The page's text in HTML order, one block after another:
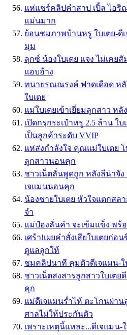
แห่แชร์คลิปคำสาป เปิ้ล ไอริ
แม่นมาก
ย้อนชมภาพบ้านหรู ใบเตย-ดี
มุม
ลุกซ์ น้องใบเตย แจง ไม่เคย
แอบอ้าง
ทนายรณณรงค์ ฟาดเดือด ห
ใบเตย
แม่ใบเตยเข้าเยี่ยมลูกสาว ห
เปิดกรุกระเป๋าหรู 2.5 ล้าน ใ
เป็นลูกค้าระดับ VVIP
แห่ส่งกำลังใจ คุณแม่ใบเตย
ลูกสาวนอนคุก
ชาวเน็ตลั่นพูดถูก หลังลีน่าจั
เจแมนนอนคุก
น้องชายใบเตย หัวใจแตกสล
จำ
แม่ป๋องลั่นคำ จะเข้มแข็ง พร้
เศร้า!เผยคำสั่งเสียใบเตยก่อ
ดูแลลูกให้
ชมคลิปนาที คุมตัวดีเจแมน-ใ
ชาวเน็ตสงสารลูกสาวใบเต
คุก
แม่ดีเจแมนร่ำไห้ ตะโกนผ่า
ศาลไม่ให้ประกันตัว
เพราะเหตุนี้แหละ...ดีเจแมน-